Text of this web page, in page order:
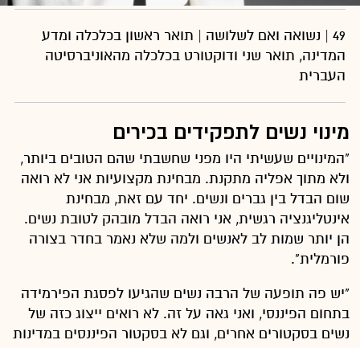
49 | נשואה ואם לשלושה | תואר ראשון בכלכלה ומדע
המדינה, תואר שני ודוקטורט בכלכלה מהאוניברסיטה
העברית
מינוי נשים לתפקידים בכירים
"המינויים שעשיתי היו מפני שחשבתי שהם הטובים ביותר,
ולא מתוך אפליה מתקנת. מבחינת מקצועיות אני לא רואה
שום הבדל בין גברים ונשים. יחד עם זאת, מבחינת
אינטליגנציה רגשית, אני רואה הבדל מובהק לטובת נשים.
הן יותר שמות לב לאנשים ולמה שלא נאמר בחדר בצורה
פורמלית".
"יש פה תופעה של הרבה נשים שהגיעו לפסגת הפירמידה
בתחום הפיננסי, ואני גאה על זה. לא רואים ייצוג כזה של
נשים בסקטורים אחרים, וגם לא בסקטור הפיננסים במדינות